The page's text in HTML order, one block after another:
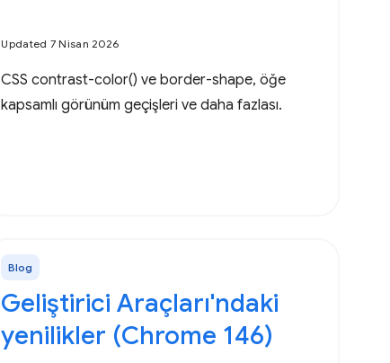
Updated 7 Nisan 2026
CSS contrast-color() ve border-shape, öğe
kapsamlı görünüm geçişleri ve daha fazlası.
Blog
Geliştirici Araçları'ndaki
yenilikler (Chrome 146)